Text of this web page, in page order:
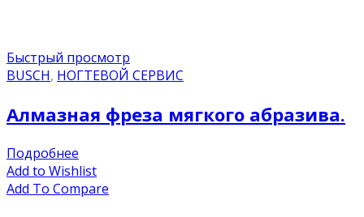
Быстрый просмотр
BUSCH, НОГТЕВОЙ СЕРВИС
Алмазная фреза мягкого абразива.
Подробнее
Add to Wishlist
Add To Compare